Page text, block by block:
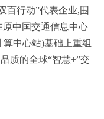
百行动”代表企业,围
中国交通信息中心
中心站)基础上重组
质的全球“智慧+”交